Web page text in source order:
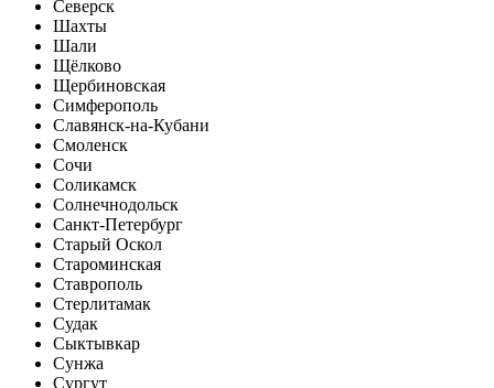
Северск
Шахты
Шали
Щёлково
Щербиновская
Симферополь
Славянск-на-Кубани
Смоленск
Сочи
Соликамск
Солнечнодольск
Санкт-Петербург
Старый Оскол
Староминская
Ставрополь
Стерлитамак
Судак
Сыктывкар
Сунжа
Сургут